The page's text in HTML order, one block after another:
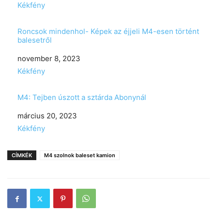
In relation to
Kékfény
Roncsok mindenhol- Képek az éjjeli M4-esen történt
balesetről
Date
november 8, 2023
In relation to
Kékfény
M4: Tejben úszott a sztárda Abonynál
Date
március 20, 2023
In relation to
Kékfény
CÍMKÉK M4 szolnok baleset kamion